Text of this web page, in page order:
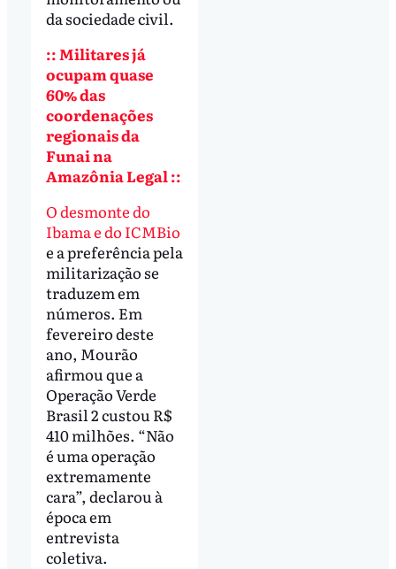
da sociedade civil.
:: Militares já
ocupam quase
60% das
coordenações
regionais da
Funai na
Amazônia Legal ::
O desmonte do
Ibama e do ICMBio
e a preferência pela
militarização se
traduzem em
números. Em
fevereiro deste
ano, Mourão
afirmou que a
Operação Verde
Brasil 2 custou R$
410 milhões. “Não
é uma operação
extremamente
cara”, declarou à
época em
entrevista
coletiva.